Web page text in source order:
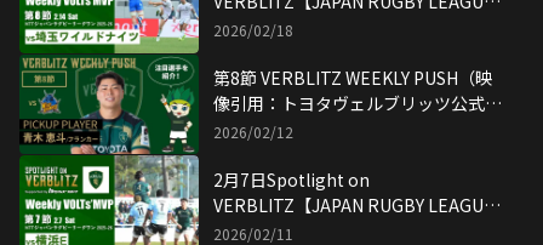
ONE】映像引用：トヨタヴェルブリッ
2026/02/18
第8節 VERBLITZ WEEKLY PUSH（映
像引用：トヨタヴェルブリッツ公式
YouTubeチャンネル）
2026/02/12
2月7日Spotlight on
VERBLITZ【JAPAN RUGBY LEAGUE
ONE】映像引用：トヨタヴェルブリッ
2026/02/11